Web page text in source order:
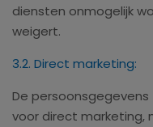
diensten onmogelijk
weigert.
3.2. Direct marketing:
De
voor direct marketing,